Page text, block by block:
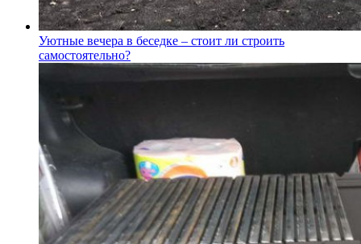
Уютные вечера в беседке – стоит ли строить
самостоятельно?